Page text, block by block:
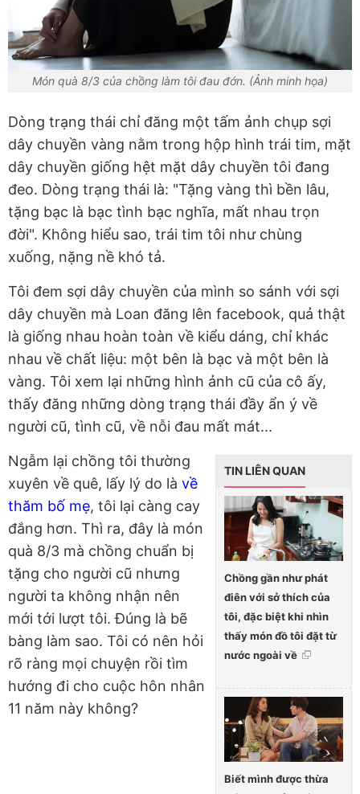
Món quà 8/3 của chồng làm tôi đau đớn. (Ảnh minh họa)
Dòng trạng thái chỉ đăng một tấm ảnh chụp sợi
dây chuyền vàng nằm trong hộp hình trái tim, mặt
dây chuyền giống hệt mặt dây chuyền tôi đang
đeo. Dòng trạng thái là: "Tặng vàng thì bền lâu,
tặng bạc là bạc tình bạc nghĩa, mất nhau trọn
đời". Không hiểu sao, trái tim tôi như chùng
xuống, nặng nề khó tả.
Tôi đem sợi dây chuyền của mình so sánh với sợi
dây chuyền mà Loan đăng lên facebook, quả thật
là giống nhau hoàn toàn về kiểu dáng, chỉ khác
nhau về chất liệu: một bên là bạc và một bên là
vàng. Tôi xem lại những hình ảnh cũ của cô ấy,
thấy đăng những dòng trạng thái đầy ẩn ý về
người cũ, tình cũ, về nỗi đau mất mát...
TIN LIÊN QUAN
Chồng gần như phát
điên với sở thích của
tôi, đặc biệt khi nhìn
thấy món đồ tôi đặt từ
nước ngoài về
Biết mình được thừa
Ngẫm lại chồng tôi thường
xuyên về quê, lấy lý do là về
thăm bố mẹ, tôi lại càng cay
đắng hơn. Thì ra, đây là món
quà 8/3 mà chồng chuẩn bị
tặng cho người cũ nhưng
người ta không nhận nên
mới tới lượt tôi. Đúng là bẽ
bàng làm sao. Tôi có nên hỏi
rõ ràng mọi chuyện rồi tìm
hướng đi cho cuộc hôn nhân
11 năm này không?